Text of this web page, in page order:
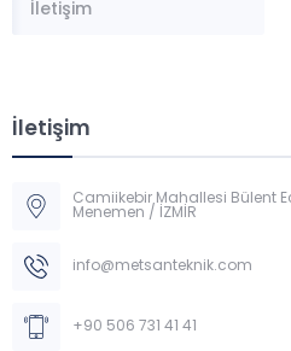
İletişim
İletişim
Camiikebir Mahallesi Bülent
Menemen / İZMİR
info@metsanteknik.com
+90 506 731 41 41